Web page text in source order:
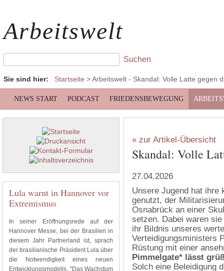
Arbeitswelt
Sie sind hier: Startseite >Arbeitswelt - Skandal: Volle Latte gegen
NEWS START PODCAST FRIEDENSBEWEGUNG
Lula warnt in Hannover vor
Extremismus
In seiner Eröffnungsrede auf der
Hannover Messe, bei der Brasilien in
diesem Jahr Partnerland ist, sprach
der brasilianische Präsident Lula über
die Notwendigkeit eines neuen
Entwicklungsmodells. "Das Wachstum
« zur Artikel-Übersicht
Skandal: Volle
27.04.2026
Unsere Jugend hat ihre
genutzt, der
Osnabrück an einer
setzen. Dabei waren
ihr Bildnis unseres
Verteidigungsministers
Rüstung mit einer
Pimmelgate* lässt
Solch eine Beleidigung